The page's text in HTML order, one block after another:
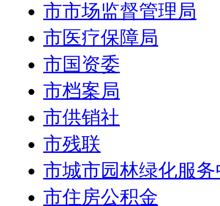
市市场监督管理局
市医疗保障局
市国资委
市档案局
市供销社
市残联
市城市园林绿化服
市住房公积金